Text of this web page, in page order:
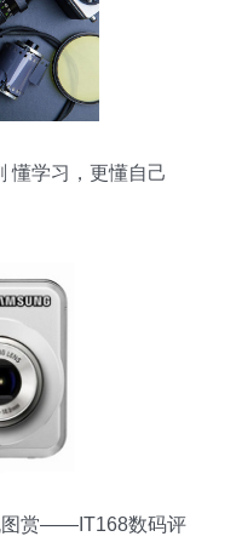
懂学习，更懂自己
图赏——IT168数码评